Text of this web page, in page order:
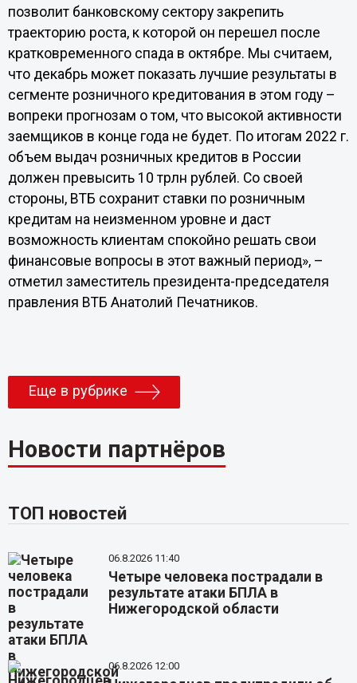
позволит банковскому сектору закрепить
траекторию роста, к которой он перешел после
кратковременного спада в октябре. Мы считаем,
что декабрь может показать лучшие результаты в
сегменте розничного кредитования в этом году –
вопреки прогнозам о том, что высокой активности
заемщиков в конце года не будет. По итогам 2022 г.
объем выдач розничных кредитов в России
должен превысить 10 трлн рублей. Со своей
стороны, ВТБ сохранит ставки по розничным
кредитам на неизменном уровне и даст
возможность клиентам спокойно решать свои
финансовые вопросы в этот важный период», –
отметил заместитель президента-председателя
правления ВТБ Анатолий Печатников.
Еще в рубрике
Новости партнёров
ТОП новостей
06.8.2026 11:40
Четыре человека пострадали в
результате атаки БПЛА в
Нижегородской области
06.8.2026 12:00